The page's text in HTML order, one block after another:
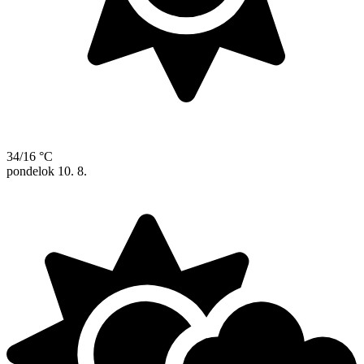
34/16 °C
pondelok 10. 8.